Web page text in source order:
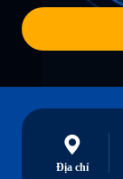
Địa chỉ